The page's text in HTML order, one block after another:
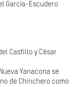
García-Escudero
del Castillo y César
Yanacona se
de Chinchero como